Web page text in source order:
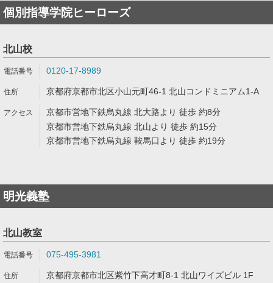
個別指導学院ヒーローズ
北山校
0120-17-8989
京都府京都市北区小山元町46-1 北山コンドミニアム1-A
京都市営地下鉄烏丸線 北大路より 徒歩 約8分
京都市営地下鉄烏丸線 北山より 徒歩 約15分
京都市営地下鉄烏丸線 鞍馬口より 徒歩 約19分
明光義塾
北山教室
075-495-3981
京都府京都市北区紫竹下高才町8-1 北山ワイズビル 1F